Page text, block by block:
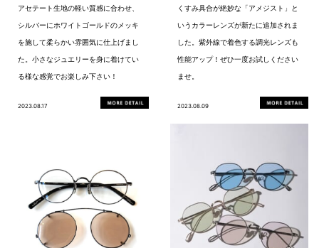
アセテート生地の軽い質感に合わせ、
シルバーにホワイトゴールドのメッキ
を施して柔らかい雰囲気に仕上げまし
た。小さなジュエリーを身に着けてい
る様な感覚でお楽しみ下さい！
2023.08.17
くすみ具合が絶妙な「アメジスト」と
いうカラーレンズが新たに追加されま
した。紫外線で着色する調光レンズも
性能アップ！ぜひ一度お試しください
ませ。
2023.08.09